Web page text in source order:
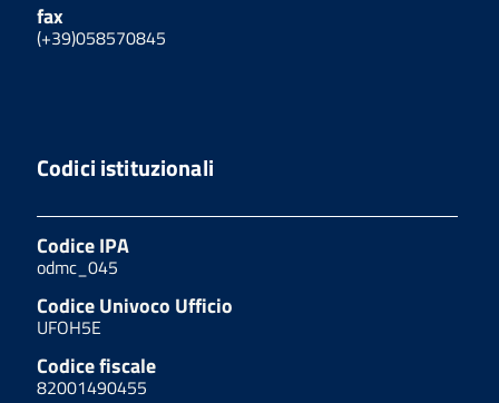
fax
(+39)058570845
Codici istituzionali
Codice IPA
odmc_045
Codice Univoco Ufficio
UFOH5E
Codice fiscale
82001490455